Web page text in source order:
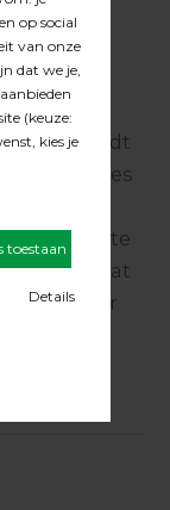
De filters
wordt
Zijn
van grote
resultaat